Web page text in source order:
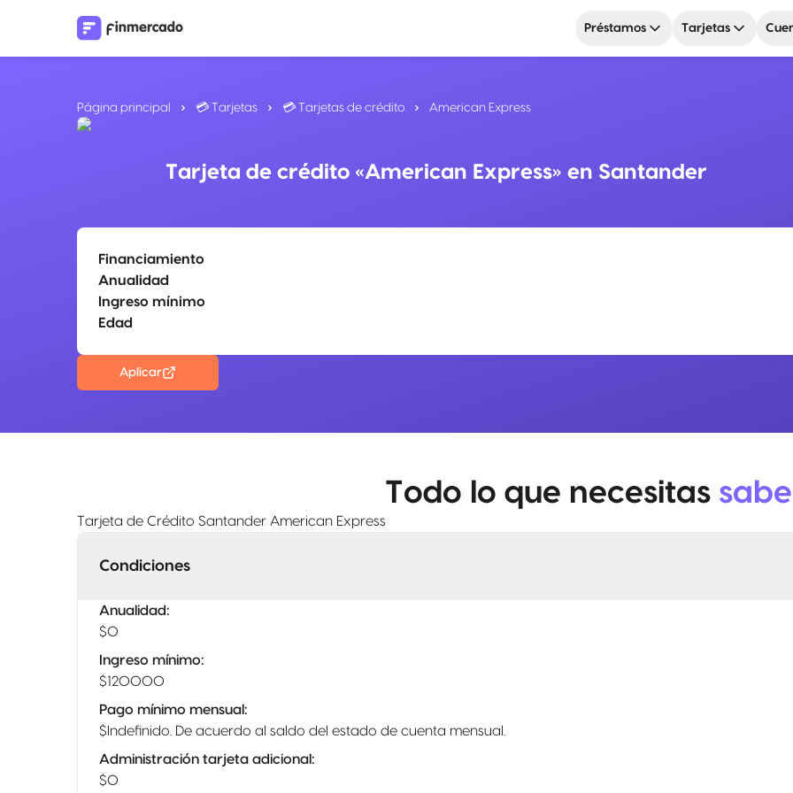
Préstamos Tarjetas
Página principal 💳 Tarjetas 💳 Tarjetas de crédito American Express
Tarjeta de crédito «American Express» en Santander
Financiamiento
Anualidad
Ingreso mínimo
Edad
Aplicar
Todo lo que necesitas
Tarjeta de Crédito Santander American Express
Condiciones
Anualidad:
$0
Ingreso mínimo:
$120000
Pago mínimo mensual :
$Indefinido. De acuerdo al saldo del estado de cuenta mensual.
Administración tarjeta adicional :
$0